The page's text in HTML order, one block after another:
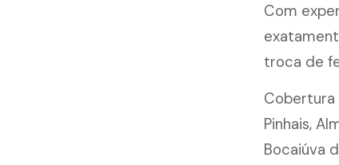
Com
troca de
Pinhais,
Bocaiúva